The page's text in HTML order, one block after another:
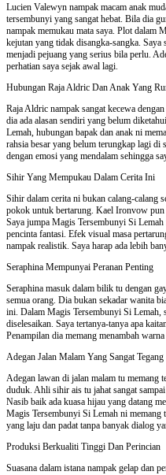
Lucien Valewyn nampak macam anak
tersembunyi yang sangat hebat. Bila dia
nampak memukau mata saya. Plot dalam
kejutan yang tidak disangka-sangka. Saya
menjadi pejuang yang serius bila perlu.
perhatian saya sejak awal lagi.
Hubungan Raja Aldric Dan Anak Yang
Raja Aldric nampak sangat kecewa
dia ada alasan sendiri yang belum
Lemah, hubungan bapak dan anak ni
rahsia besar yang belum terungkap lagi
dengan emosi yang mendalam sehingga
Sihir Yang Mempukau Dalam Cerita Ini
Sihir dalam cerita ni bukan calang-calang
pokok untuk bertarung. Kael Ironvow pun
Saya jumpa Magis Tersembunyi Si
pencinta fantasi. Efek visual masa
nampak realistik. Saya harap ada lebih
Seraphina Mempunyai Peranan Penting
Seraphina masuk dalam bilik tu dengan
semua orang. Dia bukan sekadar wanita
ini. Dalam Magis Tersembunyi Si Lemah,
diselesaikan. Saya tertanya-tanya apa
Penampilan dia memang menambah
Adegan Jalan Malam Yang Sangat Tegang
Adegan lawan di jalan malam tu memang
duduk. Ahli sihir ais tu jahat sangat
Nasib baik ada kuasa hijau yang datang
Magis Tersembunyi Si Lemah ni memang
yang laju dan padat tanpa banyak dialog
Produksi Berkualiti Tinggi Dan Perincian
Suasana dalam istana nampak gelap dan